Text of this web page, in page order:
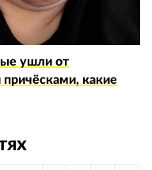
ушли от
какие